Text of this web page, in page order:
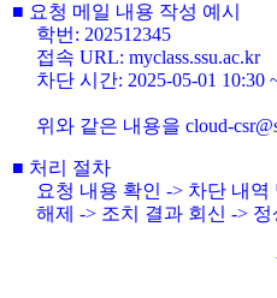
■ 요청 메일 내용 작성 예시
학번: 202512345
접속 URL: myclass.ssu.ac.kr
차단 시간: 2025-05-01 10:30
위와 같은 내용을 cloud-
■ 처리 절차
요청 내용 확인 -> 차단 내
해제 -> 조치 결과 회신 ->